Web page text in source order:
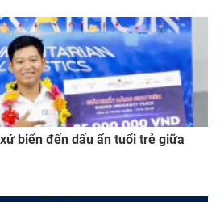
biển đến dấu ấn tuổi trẻ giữa